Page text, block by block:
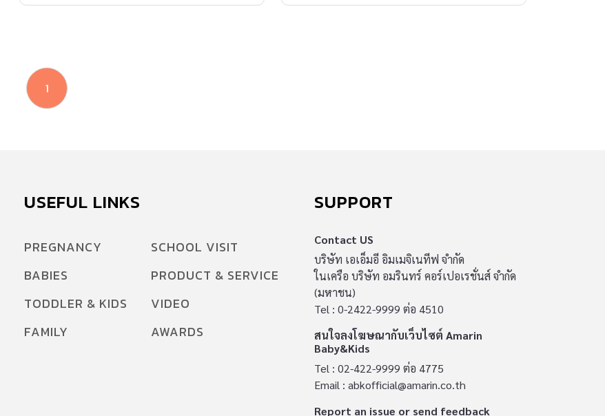
เอกอัครราชทูตไทยประจำกรุงปารีสและครอบครัว
1
USEFUL LINKS
PREGNANCY
BABIES
TODDLER & KIDS
FAMILY
SCHOOL VISIT
PRODUCT & SERVICE
VIDEO
AWARDS
SUPPORT
Contact US
บริษัท เอเอ็มอี อิมเมจิเนทีฟ จำกัด
ในเครือ บริษัท อมรินทร์ คอร์เปอเรชั่นส์ จำกัด
(มหาชน)
Tel : 0-2422-9999 ต่อ 4510
สนใจลงโฆษณากับเว็บไซต์ Amarin
Baby&Kids
Tel : 02-422-9999 ต่อ 4775
Email : abkofficial@amarin.co.th
Report an issue or send feedback